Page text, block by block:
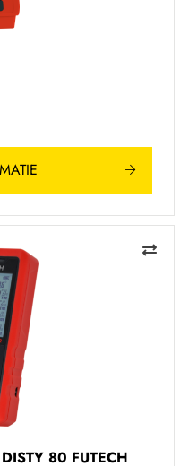
80 FUTECH